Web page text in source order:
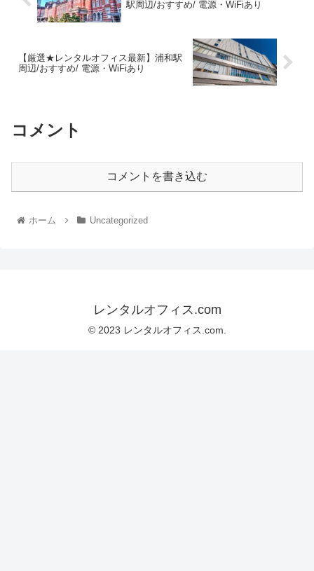
駅周辺/おすすめ/ 電源・WiFiあり
【厳選★レンタルオフィス最新】浦和駅
周辺/おすすめ/ 電源・WiFiあり
コメント
コメントを書き込む
ホーム Uncategorized
レンタルオフィス.com
© 2023 レンタルオフィス.com.